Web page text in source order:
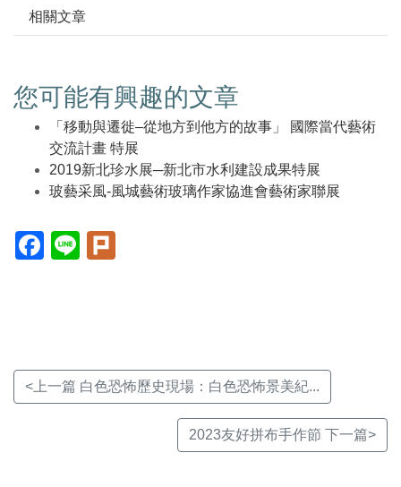
相關文章
您可能有興趣的文章
「移動與遷徙–從地方到他方的故事」 國際當代藝術
交流計畫 特展
2019新北珍水展─新北市水利建設成果特展
玻藝采風-風城藝術玻璃作家協進會藝術家聯展
Facebook(另
開
Line(另
開
<上一篇 白色恐怖歷史現場：白色恐怖景美紀...
2023友好拼布手作節 下一篇>